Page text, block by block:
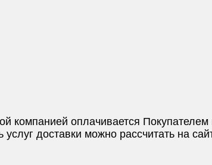
компанией оплачивается
доставки можно рассчитать на